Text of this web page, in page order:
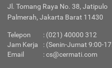
Jl. Tomang Raya No. 38, Jatipulo
Palmerah, Jakarta Barat 11430
Telepon : (021) 40000 312
Jam Kerja
: (Senin-Jumat 9:00-
Email
:cs@cermati.com